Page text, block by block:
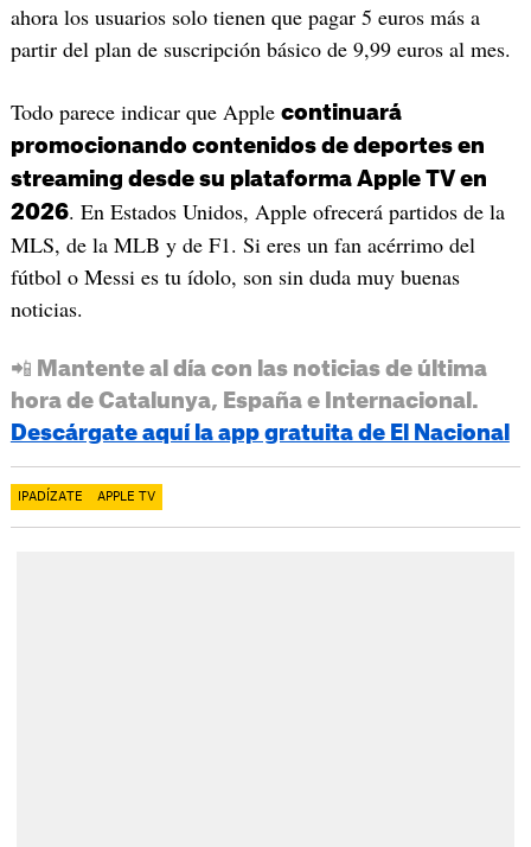
ahora los usuarios solo tienen que pagar 5 euros más a
partir del plan de suscripción básico de 9,99 euros al mes.
Todo parece indicar que Apple continuará
promocionando contenidos de deportes en
streaming desde su plataforma Apple TV en
2026. En Estados Unidos, Apple ofrecerá partidos de la
MLS, de la MLB y de F1. Si eres un fan acérrimo del
fútbol o Messi es tu ídolo, son sin duda muy buenas
noticias.
📲 Mantente al día con las noticias de última
hora de Catalunya, España e Internacional.
Descárgate aquí la app gratuita de El Nacional
IPADÍZATE APPLE TV